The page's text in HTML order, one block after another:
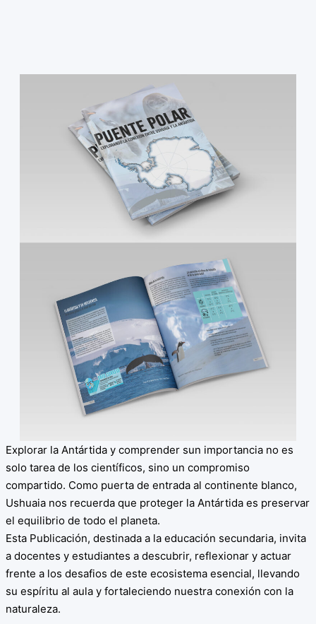
Explorar la Antártida y comprender sun importancia no es
solo tarea de los científicos, sino un compromiso
compartido. Como puerta de entrada al continente blanco,
Ushuaia nos recuerda que proteger la Antártida es preservar
el equilibrio de todo el planeta.
Esta Publicación, destinada a la educación secundaria, invita
a docentes y estudiantes a descubrir, reflexionar y actuar
frente a los desafios de este ecosistema esencial, llevando
su espíritu al aula y fortaleciendo nuestra conexión con la
naturaleza.